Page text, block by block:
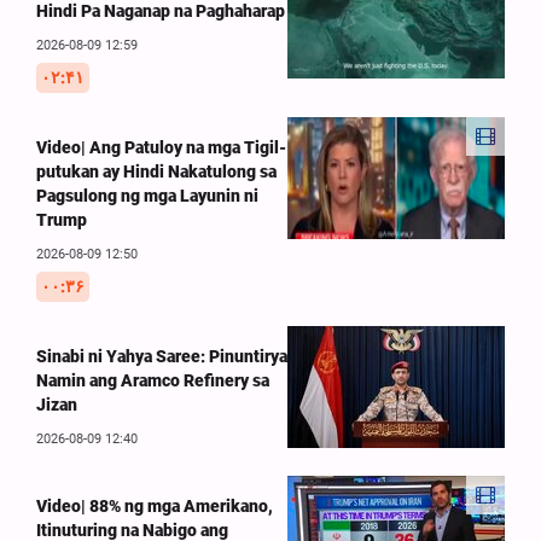
Hindi Pa Naganap na Paghaharap
2026-08-09 12:59
۰۲:۴۱
Video| Ang Patuloy na mga Tigil-
putukan ay Hindi Nakatulong sa
Pagsulong ng mga Layunin ni
Trump
2026-08-09 12:50
۰۰:۳۶
Sinabi ni Yahya Saree: Pinuntirya
Namin ang Aramco Refinery sa
Jizan
2026-08-09 12:40
Video| 88% ng mga Amerikano,
Itinuturing na Nabigo ang